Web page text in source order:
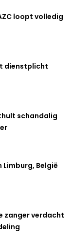
loopt volledig
dienstplicht
schandalig
België
zanger verdacht